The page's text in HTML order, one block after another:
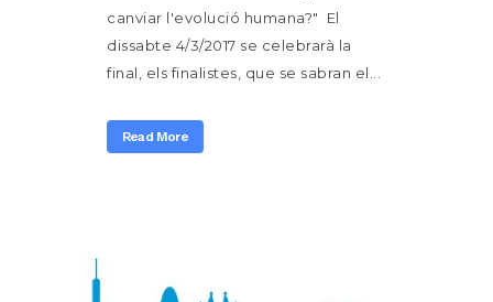
canviar l'evolució humana?" El
dissabte 4/3/2017 se celebrarà la
final, els finalistes, que se sabran el...
Read More